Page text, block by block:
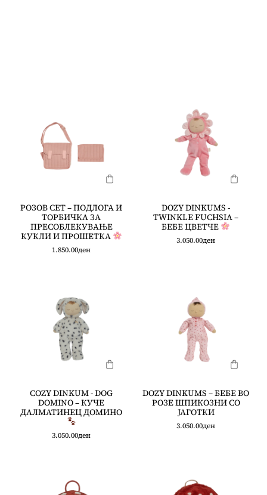
РОЗОВ СЕТ – ПОДЛОГА И
ТОРБИЧКА ЗА
ПРЕСОБЛЕКУВАЊЕ
КУКЛИ И ПРОШЕТКА
1.850.00ден
DOZY DINKUMS -
TWINKLE FUCHSIA –
БЕБЕ ЦВЕТЧЕ
3.050.00ден
COZY DINKUM - DOG
DOMINO – КУЧЕ
ДАЛМАТИНЕЦ ДОМИНО
3.050.00ден
DOZY DINKUMS – БЕБЕ ВО
РОЗЕ ШПИКОЗНИ СО
ЈАГОТКИ
3.050.00ден